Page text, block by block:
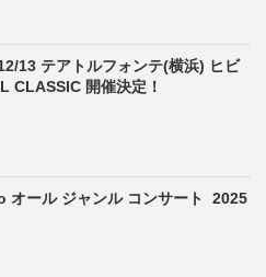
13 テアトルフォンテ(横浜) ヒビ
CLASSIC 開催決定！
オール ジャンル コンサート 2025